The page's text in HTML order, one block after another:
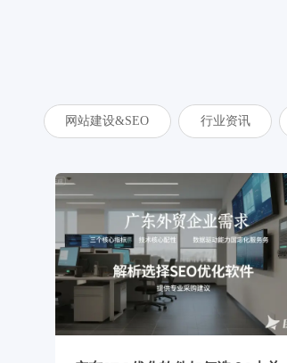
网站建设&SEO 行业资讯